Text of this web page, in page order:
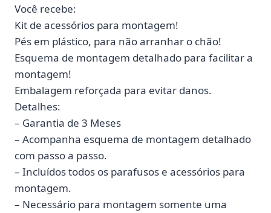
Você recebe:
Kit de acessórios para montagem!
Pés em plástico, para não arranhar o chão!
Esquema de montagem detalhado para facilitar a
montagem!
Embalagem reforçada para evitar danos.
Detalhes:
– Garantia de 3 Meses
– Acompanha esquema de montagem detalhado
com passo a passo.
– Incluídos todos os parafusos e acessórios para
montagem.
– Necessário para montagem somente uma